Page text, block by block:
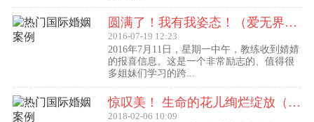
圆满了！我有我姿态！（爱无界婧婧圆满动态）
2016-07-19 12:23
2016年7月11日，星期一中午，教练收到婧婧
的报喜信息。这是一个非常励志的、值得很
多姐妹们学习的跨...
惊叹美！ 生命的花儿绚烂绽放（47岁的Lily结婚啦！）
2018-02-06 10:09